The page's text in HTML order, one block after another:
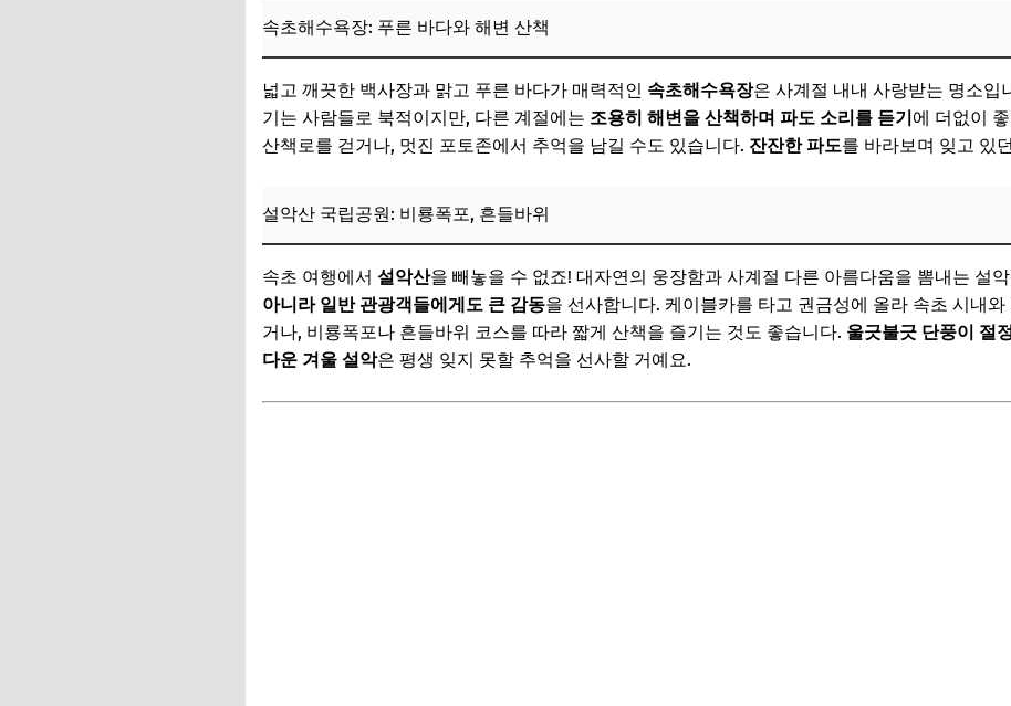
속초의 숨겨진 감성 공간 & 힐링 스팟
속초 감성 카페 로드
바다 뷰 베이커리 카페 추천
속초 밤문화 즐기기 좋은 펍
여행 피로 풀기 좋은 스파/마사지
📌 지금 뜨는 꿀정보! 놓치지 마세요
스마트한 속초 여행을 위한 꿀팁
속초 여행 시기별 추천
속초해수욕장: 푸른 바다와 해변 산책
넓고 깨끗한 백사장과 맑고 푸른 바다가 매력적인 속초해수욕장은 사계절 내내 사랑받는 명소입
기는 사람들로 북적이지만, 다른 계절에는 조용히 해변을 산책하며 파도 소리를 듣기 에 더없이
산책로를 걷거나, 멋진 포토존에서 추억을 남길 수도 있습니다. 잔잔한 파도를 바라보며 잊고 있
설악산 국립공원: 비룡폭포, 흔들바위
속초 여행에서 설악산을 빼놓을 수 없죠! 대자연의 웅장함과 사계절 다른 아름다움을 뽐내는 설
아니라 일반 관광객들에게도 큰 감동을 선사합니다. 케이블카를 타고 권금성에 올라 속초 시내
거나, 비룡폭포나 흔들바위 코스를 따라 짧게 산책을 즐기는 것도 좋습니다. 울긋불긋 단풍이 절
다운 겨울 설악은 평생 잊지 못할 추억을 선사할 거예요.